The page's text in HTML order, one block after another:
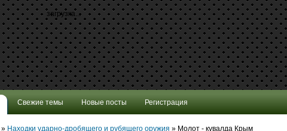
загрузка...
Свежие темы Новые посты Регистрация
» Находки ударно-дробящего и рубящего оружия » Молот - кувалда Крым